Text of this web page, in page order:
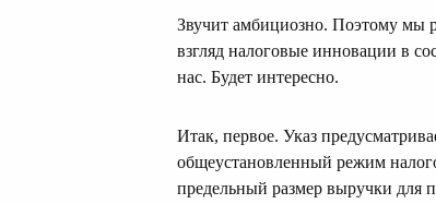
Звучит амбициозно. Поэтому мы
взгляд налоговые инновации в
нас. Будет интересно.
Итак, первое. Указ
общеустановленный режим
предельный размер выручки для